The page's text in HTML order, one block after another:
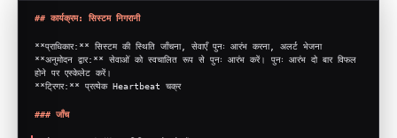
## कार्यक्रम: सिस्टम निगरानी
**प्राधिकार:** सिस्टम की स्थिति जाँचना, सेवाएँ पुनः आरंभ करना, अलर्ट भेजना
**अनुमोदन द्वार:** सेवाओं को स्वचालित रूप से पुनः आरंभ करें। पुनः आरंभ दो बार विफल
होने पर एस्केलेट करें।
**ट्रिगर:** प्रत्येक Heartbeat चक्र
### जाँच